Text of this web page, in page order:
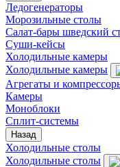
Ледогенераторы
Морозильные столы
Салат-бары шведский
Суши-кейсы
Холодильные камеры
Холодильные камеры
Агрегаты и
Камеры
Моноблоки
Сплит-системы
Назад
Холодильные столы
Холодильные столы